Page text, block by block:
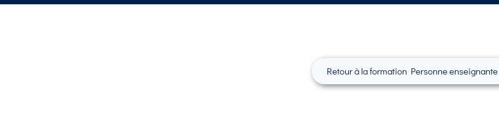
Retour à la formation Personne enseignante